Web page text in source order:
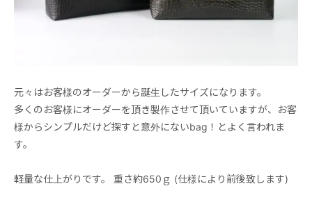
元々はお客様のオーダーから誕生したサイズになります。
多くのお客様にオーダーを頂き製作させて頂いていますが、お客
様からシンプルだけど探すと意外にないbag！とよく言われま
す。
軽量な仕上がりです。 重さ約650ｇ (仕様により前後致します)